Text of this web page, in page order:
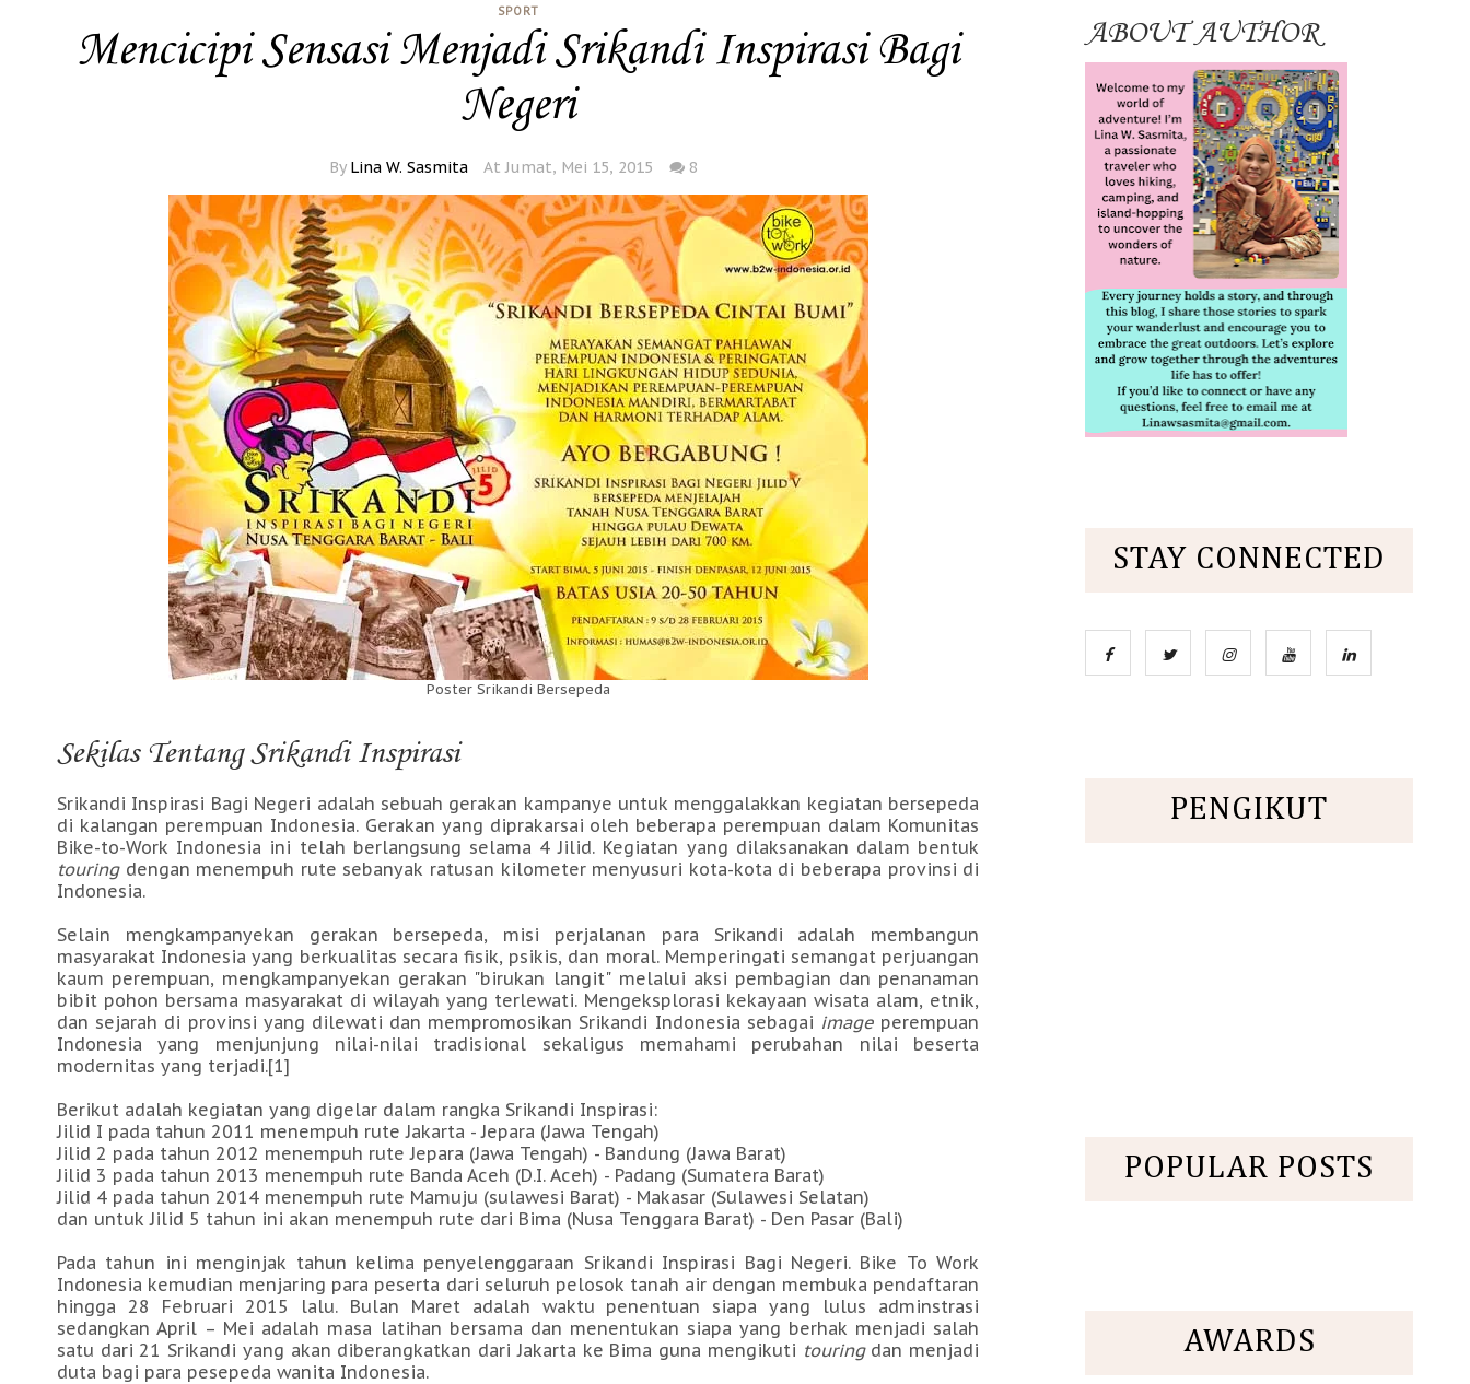
SPORT
Mencicipi Sensasi Menjadi Srikandi Inspirasi Bagi
Negeri
By Lina W. Sasmita At Jumat, Mei 15, 2015 8
Poster Srikandi Bersepeda
Sekilas Tentang Srikandi Inspirasi
Srikandi Inspirasi Bagi Negeri adalah sebuah gerakan kampanye untuk menggalakkan kegiatan bersepeda
di kalangan perempuan Indonesia. Gerakan yang diprakarsai oleh beberapa perempuan dalam Komunitas
Bike-to-Work Indonesia ini telah berlangsung selama 4 Jilid. Kegiatan yang dilaksanakan dalam bentuk
touring dengan menempuh rute sebanyak ratusan kilometer menyusuri kota-kota di beberapa provinsi di
Indonesia.
Selain mengkampanyekan gerakan bersepeda, misi perjalanan para Srikandi adalah membangun
masyarakat Indonesia yang berkualitas secara fisik, psikis, dan moral. Memperingati semangat perjuangan
kaum perempuan, mengkampanyekan gerakan "birukan langit" melalui aksi pembagian dan penanaman
bibit pohon bersama masyarakat di wilayah yang terlewati. Mengeksplorasi kekayaan wisata alam, etnik,
dan sejarah di provinsi yang dilewati dan mempromosikan Srikandi Indonesia sebagai image perempuan
Indonesia yang menjunjung nilai-nilai tradisional sekaligus memahami perubahan nilai beserta
modernitas yang terjadi.[1]
Berikut adalah kegiatan yang digelar dalam rangka Srikandi Inspirasi:
Jilid I pada tahun 2011 menempuh rute Jakarta - Jepara (Jawa Tengah)
Jilid 2 pada tahun 2012 menempuh rute Jepara (Jawa Tengah) - Bandung (Jawa Barat)
Jilid 3 pada tahun 2013 menempuh rute Banda Aceh (D.I. Aceh) - Padang (Sumatera Barat)
Jilid 4 pada tahun 2014 menempuh rute Mamuju (sulawesi Barat) - Makasar (Sulawesi Selatan)
dan untuk Jilid 5 tahun ini akan menempuh rute dari Bima (Nusa Tenggara Barat) - Den Pasar (Bali)
Pada tahun ini menginjak tahun kelima penyelenggaraan Srikandi Inspirasi Bagi Negeri. Bike To Work
Indonesia kemudian menjaring para peserta dari seluruh pelosok tanah air dengan membuka pendaftaran
hingga 28 Februari 2015 lalu. Bulan Maret adalah waktu penentuan siapa yang lulus adminstrasi
sedangkan April – Mei adalah masa latihan bersama dan menentukan siapa yang berhak menjadi salah
satu dari 21 Srikandi yang akan diberangkatkan dari Jakarta ke Bima guna mengikuti touringdan menjadi
duta bagi para pesepeda wanita Indonesia.
ABOUT AUTHOR
STAY CONNECTED
PENGIKUT
POPULAR POSTS
AWARDS